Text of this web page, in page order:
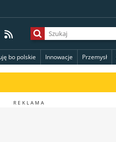
bo polskie Innowacje Przemysł